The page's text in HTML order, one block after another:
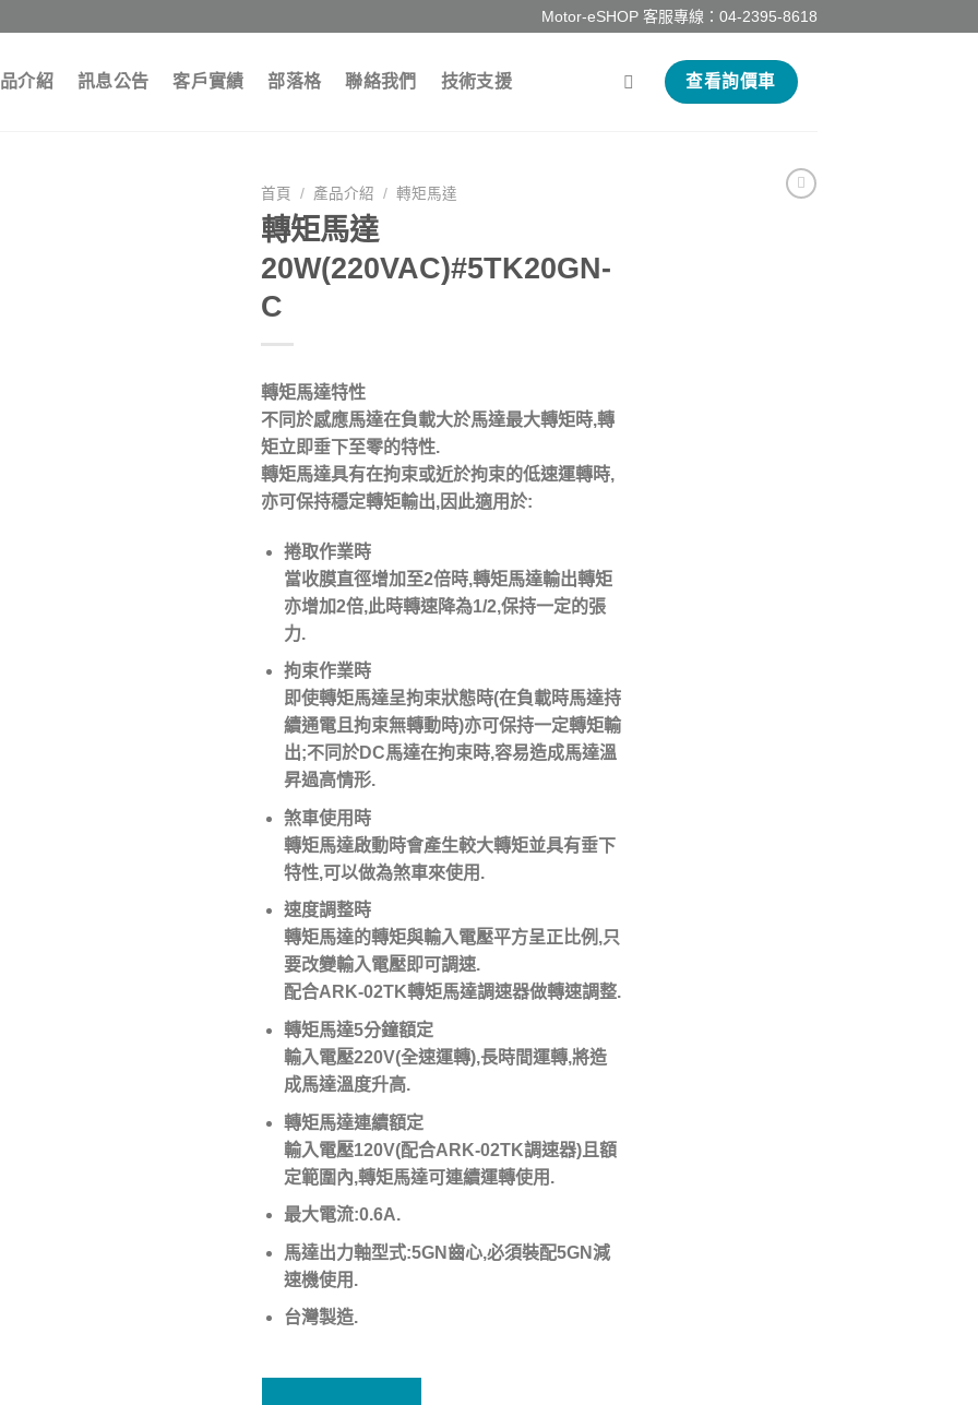
Motor-eSHOP 客服專線： 04-2395-8618
介紹 訊息公告 客戶實績 部落格 聯絡我們 技術支援 查看詢價車
首頁 / 產品介紹 / 轉矩馬達
轉矩馬達
20W(220VAC)#5TK20GN-
C
轉矩馬達特性
不同於感應馬達在負載大於馬達最大轉矩時,轉
矩立即垂下至零的特性.
轉矩馬達具有在拘束或近於拘束的低速運轉時,
亦可保持穩定轉矩輸出,因此適用於:
捲取作業時
當收膜直徑增加至2倍時,轉矩馬達輸出轉矩
亦增加2倍,此時轉速降為1/2,保持一定的張
力.
拘束作業時
即使轉矩馬達呈拘束狀態時(在負載時馬達持
續通電且拘束無轉動時)亦可保持一定轉矩輸
出;不同於DC馬達在拘束時,容易造成馬達溫
昇過高情形.
煞車使用時
轉矩馬達啟動時會產生較大轉矩並具有垂下
特性,可以做為煞車來使用.
速度調整時
轉矩馬達的轉矩與輸入電壓平方呈正比例,只
要改變輸入電壓即可調速.
配合ARK-02TK轉矩馬達調速器做轉速調整.
轉矩馬達5分鐘額定
輸入電壓220V(全速運轉),長時間運轉,將造
成馬達溫度升高.
轉矩馬達連續額定
輸入電壓120V(配合ARK-02TK調速器)且額
定範圍內,轉矩馬達可連續運轉使用.
最大電流:0.6A.
馬達出力軸型式:5GN齒心,必須裝配5GN減
速機使用.
台灣製造.